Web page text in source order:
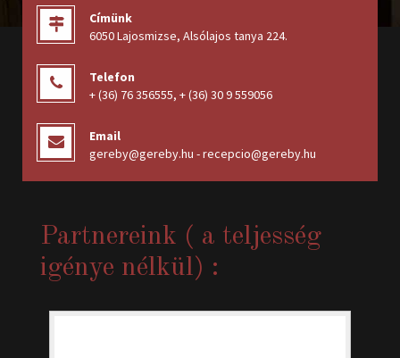
Címünk
6050 Lajosmizse, Alsólajos tanya 224.
Telefon
+ (36) 76 356555, + (36) 30 9 559056
Email
gereby@gereby.hu - recepcio@gereby.hu
Partnereink ( a teljesség
igénye nélkül) :